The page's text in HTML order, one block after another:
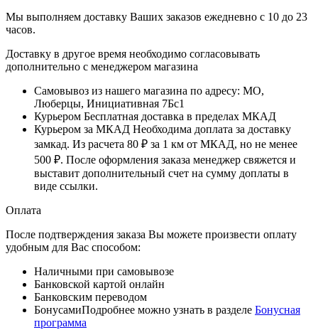
Мы выполняем доставку Ваших заказов ежедневно с 10 до 23
часов.
Доставку в другое время необходимо согласовывать
дополнительно с менеджером магазина
Самовывоз из нашего магазина по адресу: МО,
Люберцы, Инициативная 7Бс1
Курьером Бесплатная доставка в пределах МКАД
Курьером за МКАД Необходима доплата за доставку
замкад. Из расчета 80 ₽ за 1 км от МКАД, но не менее
500 ₽. После оформления заказа менеджер свяжется и
выставит дополнительный счет на сумму доплаты в
виде ссылки.
Оплата
После подтверждения заказа Вы можете произвести оплату
удобным для Вас способом:
Наличными при самовывозе
Банковской картой онлайн
Банковским переводом
БонусамиПодробнее можно узнать в разделе Бонусная
программа